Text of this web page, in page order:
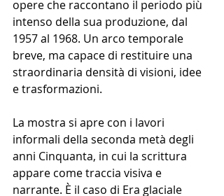
opere che raccontano il periodo più
intenso della sua produzione, dal
1957 al 1968. Un arco temporale
breve, ma capace di restituire una
straordinaria densità di visioni, idee
e trasformazioni.
La mostra si apre con i lavori
informali della seconda metà degli
anni Cinquanta, in cui la scrittura
appare come traccia visiva e
narrante. È il caso di Era glaciale